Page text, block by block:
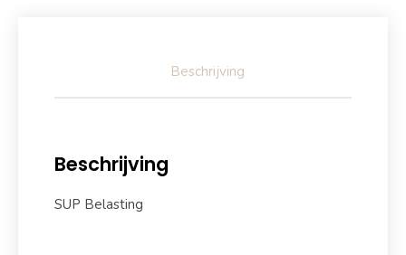
Beschrijving
Beschrijving
SUP Belasting